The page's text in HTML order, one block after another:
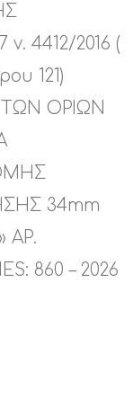
ν. 4412/2016 (
121)
ΟΡΙΩΝ
34mm
ΑΡ.
860 – 2026